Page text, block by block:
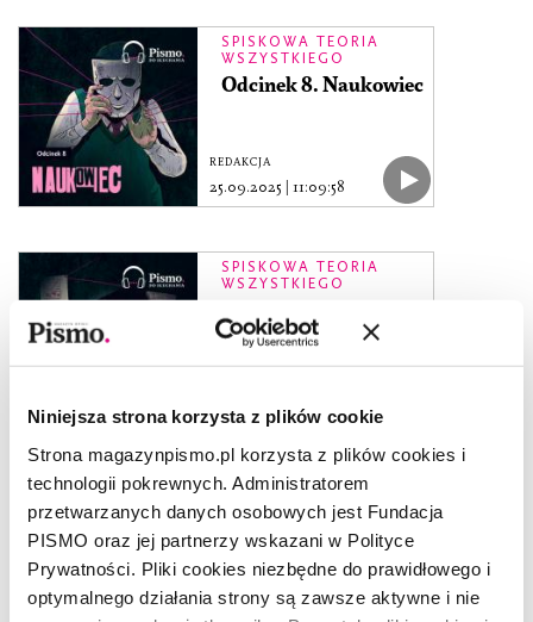
Niniejsza strona korzysta z plików cookie
Strona magazynpismo.pl korzysta z plików cookies i
technologii pokrewnych. Administratorem
przetwarzanych danych osobowych jest Fundacja
PISMO oraz jej partnerzy wskazani w Polityce
Prywatności. Pliki cookies niezbędne do prawidłowego i
optymalnego działania strony są zawsze aktywne i nie
SPISKOWA TEORIA
WSZYSTKIEGO
Odcinek 8. Naukowiec
REDAKCJA
25.09.2025 11:09:58
SPISKOWA TEORIA
WSZYSTKIEGO
Odcinek 7. Troll
18.09.2025|11:09:16
SPISKOWA TEORIA
WSZYSTKIEGO
Odcinek 6. Prawnik
REDAKCJA